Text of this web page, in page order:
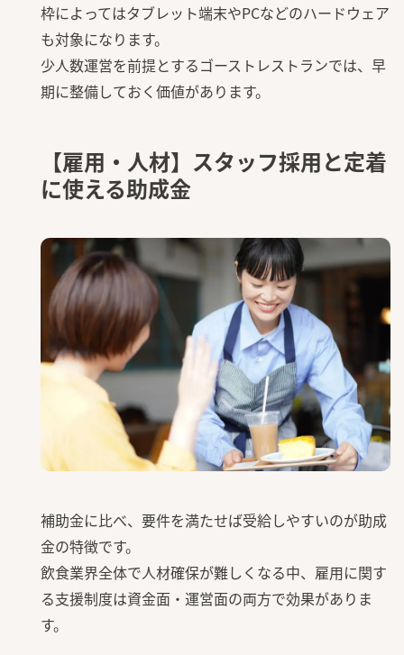
枠によってはタブレット端末やPCなどのハードウェア
も対象になります。
少人数運営を前提とするゴーストレストランでは、早
期に整備しておく価値があります。
【雇用・人材】スタッフ採用と定着
に使える助成金
補助金に比べ、要件を満たせば受給しやすいのが助成
金の特徴です。
飲食業界全体で人材確保が難しくなる中、雇用に関す
る支援制度は資金面・運営面の両方で効果がありま
す。